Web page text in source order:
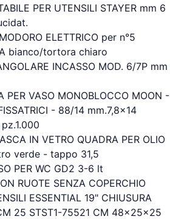
PER UTENSILI STAYER mm 6
ELETTRICO per n°5
bianco/tortora chiaro
INCASSO MOD. 6/7P mm
PER VASO MONOBLOCCO MOON -
- 88/14 mm.7,8x14
IN VETRO QUADRA PER OLIO
verde - tappo 31,5
PER WC GD2 3-6 lt
RUOTE SENZA COPERCHIO
ESSENTIAL 19" CHIUSURA
25 STST1-75521 CM 48x25x25